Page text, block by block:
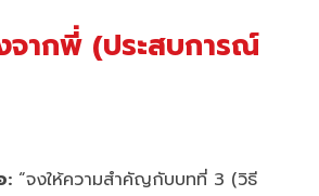
จากพี่ (ประสบการณ์
: “จงให้ความสำคัญกับบทที่ 3 (วิธี